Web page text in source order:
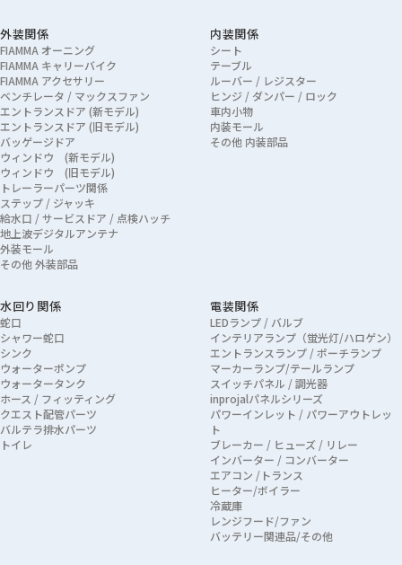
外装関係
FIAMMA オーニング
FIAMMA キャリーバイク
FIAMMA アクセサリー
ベンチレータ / マックスファン
エントランスドア (新モデル)
エントランスドア (旧モデル)
バッゲージドア
ウィンドウ (新モデル)
ウィンドウ (旧モデル)
トレーラーパーツ関係
ステップ / ジャッキ
給水口 / サービスドア / 点検ハッチ
地上波デジタルアンテナ
外装モール
その他 外装部品
内装関係
シート
テーブル
ルーバー / レジスター
ヒンジ / ダンパー / ロック
車内小物
内装モール
その他 内装部品
水回り関係
蛇口
シャワー蛇口
シンク
ウォーターポンプ
ウォータータンク
ホース / フィッティング
クエスト配管パーツ
バルテラ排水パーツ
トイレ
電装関係
LEDランプ / バルブ
インテリアランプ（蛍光灯/ハロゲン）
エントランスランプ / ポーチランプ
マーカーランプ/テールランプ
スイッチパネル / 調光器
inprojalパネルシリーズ
パワーインレット / パワーアウトレッ
ト
ブレーカー / ヒューズ / リレー
インバーター / コンバーター
エアコン /トランス
ヒーター/ボイラー
冷蔵庫
レンジフード/ファン
バッテリー関連品/その他